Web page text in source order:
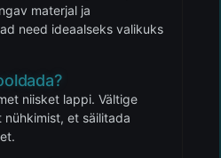
materjal ja
need ideaalseks valikuks
niisket lappi. Vältige
et säilitada